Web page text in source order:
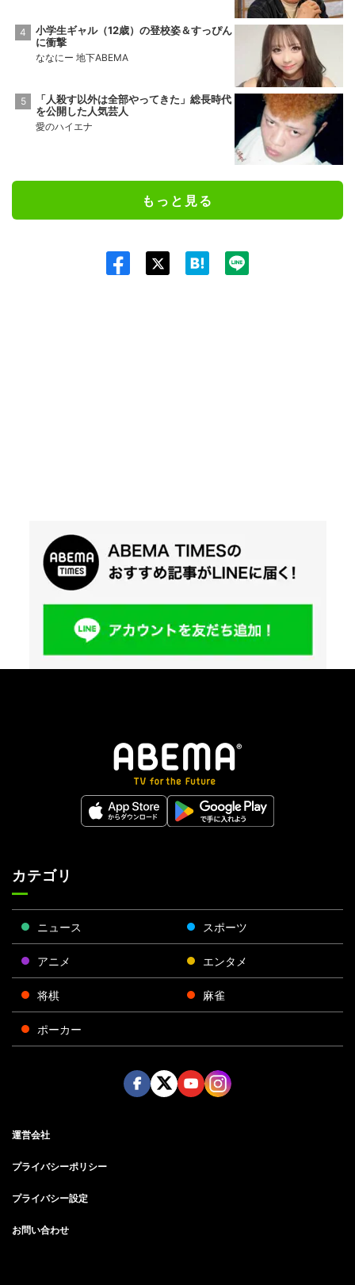
小学生ギャル（12歳）の登校姿＆すっぴん
に衝撃
ななにー 地下ABEMA
「人殺す以外は全部やってきた」総長時代
を公開した人気芸人
愛のハイエナ
もっと見る
カテゴリ
ニュース スポーツ
アニメ エンタメ
将棋 麻雀
ポーカー
運営会社
プライバシーポリシー
プライバシー設定
お問い合わせ